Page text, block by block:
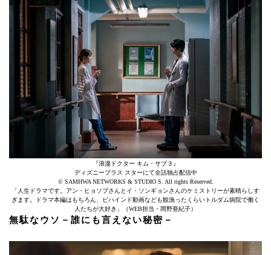
『浪漫ドクター キム・サブ３』
ディズニープラス スターにて全話独占配信中
© SAMHWA NETWORKS & STUDIO S. All rights Reserved.
「人生ドラマです。アン・ヒョソプさんとイ・ソンギョンさんのケミストリーが素晴らしす
ぎます。ドラマ本編はもちろん、ビハインド動画なども観漁ったくらいトルダム病院で働く
人たちが大好き」（WEB担当・岡野亜紀子）
無駄なウソ－誰にも言えない秘密－